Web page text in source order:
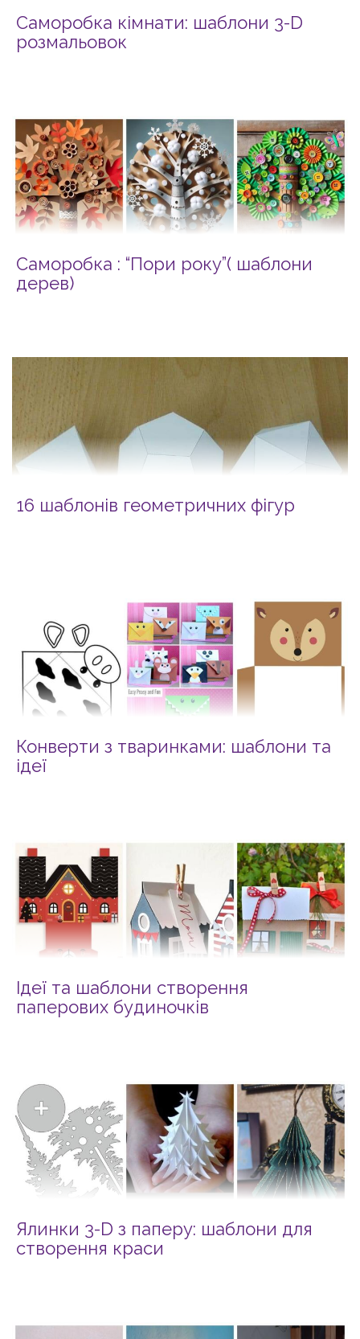
Саморобка кімнати: шаблони 3-D
розмальовок
Саморобка : “Пори року”( шаблони
дерев)
16 шаблонів геометричних фігур
Конверти з тваринками: шаблони та
ідеї
Ідеї та шаблони створення
паперових будиночків
Ялинки 3-D з паперу: шаблони для
створення краси